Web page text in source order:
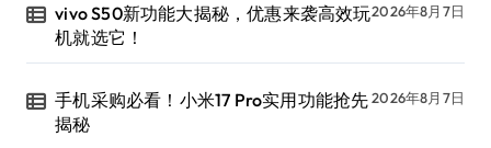
vivo S50新功能大揭秘，优惠来袭高效玩
机就选它！
2026年8月7日
手机采购必看！小米17 Pro实用功能抢先
揭秘
2026年8月7日